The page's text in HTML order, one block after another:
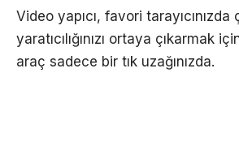
Video yapıcı, favori tarayıcınızda
yaratıcılığınızı ortaya çıkarmak
araç sadece bir tık uzağınızda.